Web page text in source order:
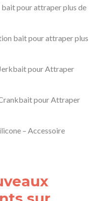
pour attraper plus de
bait pour attraper plus
pour Attraper
pour Attraper
– Accessoire